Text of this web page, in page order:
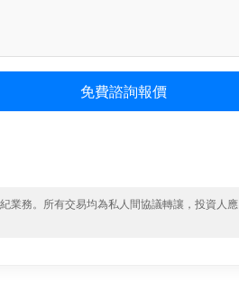
免費諮詢報價
業務。所有交易均為私人間協議轉讓，投資人應